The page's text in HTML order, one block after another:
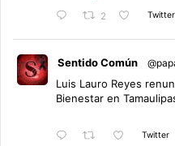
2 Twitter
Sentido Común
Luis Lauro Reyes
Bienestar en
Twitter